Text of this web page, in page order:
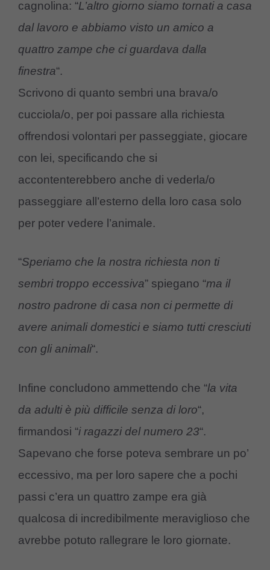
cagnolina: “L’altro giorno siamo tornati a casa
dal lavoro e abbiamo visto un amico a
quattro zampe che ci guardava dalla
finestra“.
Scrivono di quanto sembri una brava/o
cucciola/o, per poi passare alla richiesta
offrendosi volontari per passeggiate, giocare
con lei, specificando che si
accontenterebbero anche di vederla/o
passeggiare all’esterno della loro casa solo
per poter vedere l’animale.
“Speriamo che la nostra richiesta non ti
sembri troppo eccessiva” spiegano “ma il
nostro padrone di casa non ci permette di
avere animali domestici e siamo tutti cresciuti
con gli animali“.
Infine concludono ammettendo che “la vita
da adulti è più difficile senza di loro“,
firmandosi “i ragazzi del numero 23“.
Sapevano che forse poteva sembrare un po’
eccessivo, ma per loro sapere che a pochi
passi c’era un quattro zampe era già
qualcosa di incredibilmente meraviglioso che
avrebbe potuto rallegrare le loro giornate.